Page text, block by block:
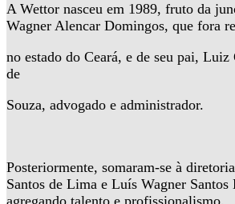
A Wettor nasceu em 1989, fruto da
Wagner Alencar Domingos, que fora
no estado do Ceará, e de seu pai,
de
Souza, advogado e administrador.
Posteriormente, somaram-se à
Santos de Lima e Luís Wagner Santos